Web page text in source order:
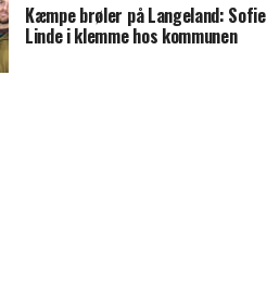
Kæmpe brøler på Langeland: Sofie
Linde i klemme hos kommunen